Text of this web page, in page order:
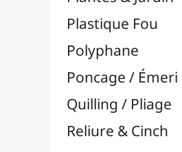
Pinceaux & Outils
Résines / Moulage
Supports Dessin & Peinture
Transport / Rangement
Vannerie / Rotin
Papeterie & Bureau